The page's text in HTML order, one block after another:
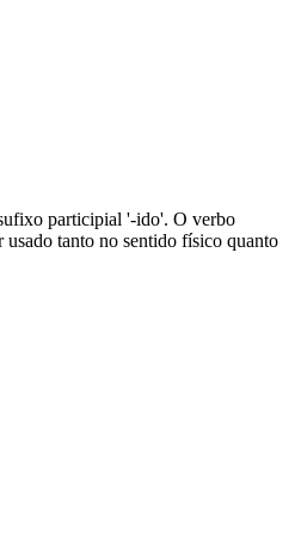
participial '-ido'. O verbo
usado tanto no sentido físico quanto